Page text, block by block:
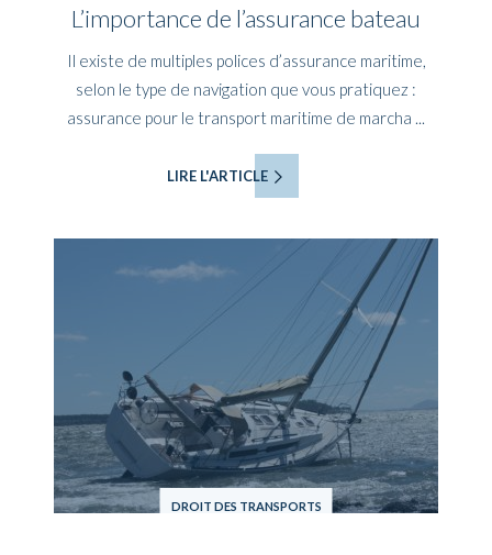
L’importance de l’assurance bateau
Il existe de multiples polices d’assurance maritime,
selon le type de navigation que vous pratiquez :
assurance pour le transport maritime de marcha ...
LIRE L'ARTICLE
DROIT DES TRANSPORTS